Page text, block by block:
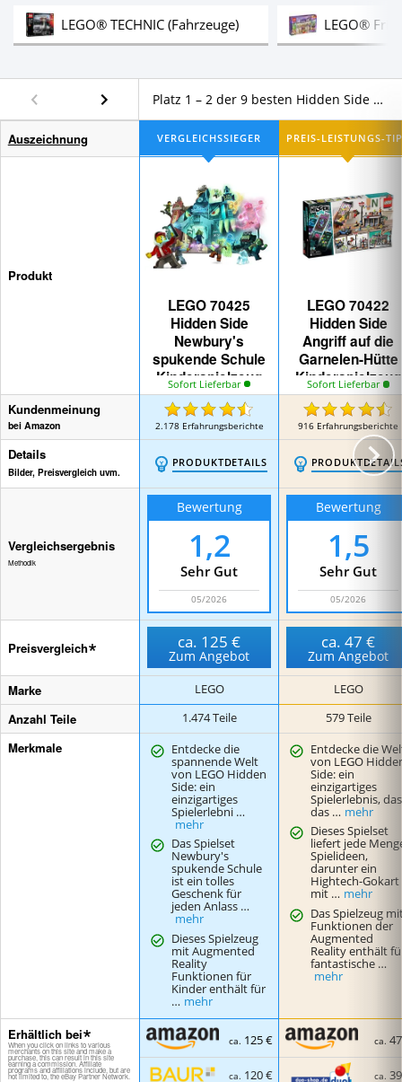
LEGO® TECHNIC (Fahrzeuge)Test LEGO®
Platz 1 – 2 der 9 besten Hidden Side Themenwelten von LEGO® im Vergleich
Auszeichnung
Produkt
LEGO 70425
Hidden Side
Newbury's
spukende Schule
Kinderspielzeug
Sofort Lieferbar
LEGO 70422
Hidden Side
Angriff auf die
Garnelen-Hütte
Kinderspielzeug
Sofort Lieferbar
Kundenmeinung
bei Amazon 2.178 Erfahrungsberichte 916 Erfahrungsberichte
Details
Bilder, Preisvergleich uvm.
PRODUKTDETAILS
Vergleichsergebnis
Methodik
Bewertung
1,2
Sehr Gut
05/2026
Bewertung
1,5
Sehr Gut
05/2026
Preisvergleich ca. 125 €
Zum Angebot
ca. 47 €
Zum Angebot
Marke LEGO LEGO
Anzahl Teile 1.474 Teile 579 Teile
Merkmale
Entdecke die
spannende Welt
von LEGO Hidden
Side: ein
einzigartiges
Spielerlebni …
mehr
Das Spielset
Newbury's
spukende Schule
ist ein tolles
Geschenk für
jeden Anlass …
mehr
Dieses Spielzeug
mit Augmented
Reality
Funktionen für
Kinder enthält für
… mehr
Entdecke die
von LEGO
Side: ein
einzigartiges
Spielerlebnis, das
das … mehr
Dieses Spielset
liefert jede
Spielideen,
darunter ein
Hightech-Gokart
mit … mehr
Das Spielzeug
Funktionen der
Augmented
Reality enthält
fantastische …
mehr
Erhältlich bei ca. 125 €
ca. 120 €
ca.
ca.
LEGO®
Hidden
Side?